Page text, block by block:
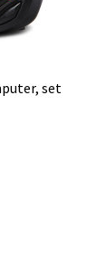
set